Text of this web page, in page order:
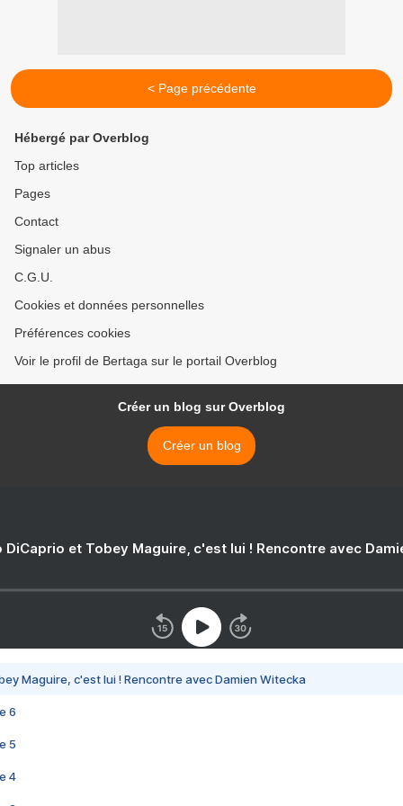
< Page précédente
Hébergé par Overblog
Top articles
Pages
Contact
Signaler un abus
C.G.U.
Cookies et données personnelles
Préférences cookies
Voir le profil de Bertaga sur le portail Overblog
Créer un blog sur Overblog
Créer un blog
DiCaprio et Tobey Maguire, c'est lui ! Rencontre avec
Maguire, c'est lui ! Rencontre avec Damien Witecka
6
5
4